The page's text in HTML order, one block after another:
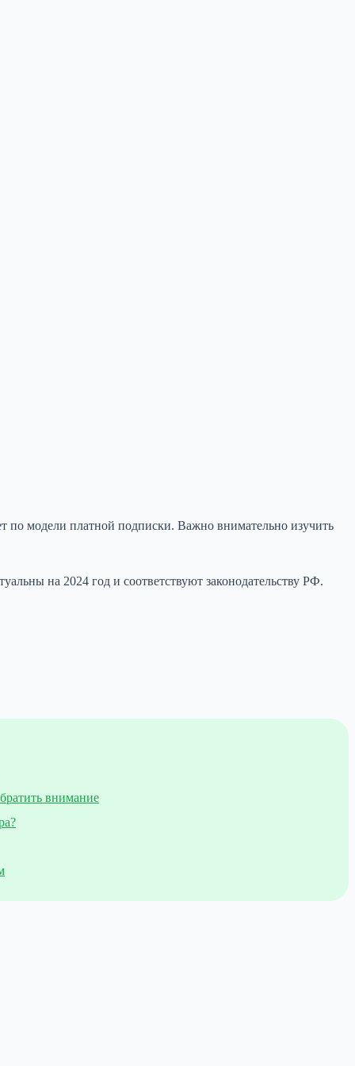
по модели платной подписки. Важно внимательно изучить
на 2024 год и соответствуют законодательству РФ.
внимание